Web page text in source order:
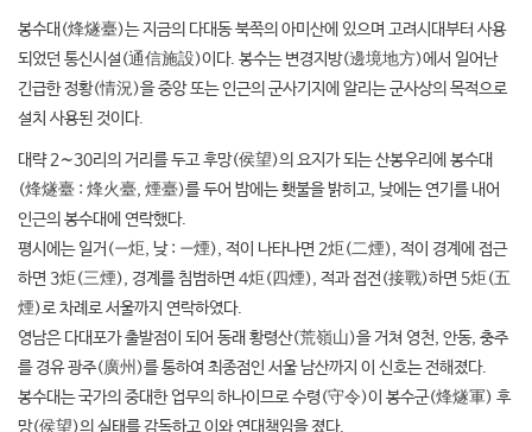
봉수대(烽燧臺)는 지금의 다대동 북쪽의 아미산에 있으며 고려시대부터 사용
되었던 통신시설(通信施設)이다. 봉수는 변경지방(邊境地方)에서 일어난
긴급한 정황(情況)을 중앙 또는 인근의 군사기지에 알리는 군사상의 목적으로
설치 사용된 것이다.
대략 2∼30리의 거리를 두고 후망(侯望)의 요지가 되는 산봉우리에 봉수대
(烽燧臺 : 烽火臺, 煙臺)를 두어 밤에는 횃불을 밝히고, 낮에는 연기를 내어
인근의 봉수대에 연락했다.
평시에는 일거(一炬, 낮 : 一煙), 적이 나타나면 2炬(二煙), 적이 경계에 접근
하면 3炬(三煙), 경계를 침범하면 4炬(四煙), 적과 접전(接戰)하면 5炬(五
煙)로 차례로 서울까지 연락하였다.
영남은 다대포가 출발점이 되어 동래 황령산(荒嶺山)을 거쳐 영천, 안동, 충주
를 경유 광주(廣州)를 통하여 최종점인 서울 남산까지 이 신호는 전해졌다.
봉수대는 국가의 중대한 업무의 하나이므로 수령(守令)이 봉수군(烽燧軍) 후
망(侯望)의 실태를 감독하고 이와 연대책임을 졌다.